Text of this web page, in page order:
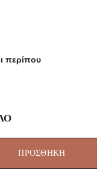
περίπου
ΠΡΟΣΘΉΚΗ